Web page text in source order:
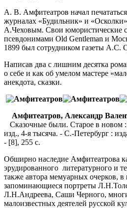
А. В. Амфитеатров начал
журналах «Будильник» и
А.Чеховым. Свои юмористические
псевдонимами Old Gentleman и
1899 был сотрудником газеты А.С.
Написав два с лишним десятка
о себе и как об умелом мастере
анекдота, сказки.
Амфитеатров, Александр
Сказочные были. Старое в новом :
изд., 4-я тысяча. - С.-Петербург :
- [8], 255 с.
Обширно наследие Амфитеатрова
эрудированного литературного и
также автора мемуарных очерков,
запоминающиеся портреты
Л.Н.Андреева, Саши Черного,
малоизвестных деятелей русской